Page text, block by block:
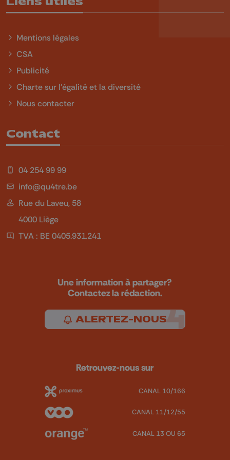
Mentions légales
CSA
Publicité
Charte sur l'égalité et la diversité
Nous contacter
Contact
04 254 99 99
info@qu4tre.be
Rue du Laveu, 58
4000 Liège
TVA : BE 0405.931.241
Une information à partager?
Contactez la rédaction.
ALERTEZ-NOUS
Retrouvez-nous sur
CANAL 10/166
CANAL 11/12/55
CANAL 13 OU 65